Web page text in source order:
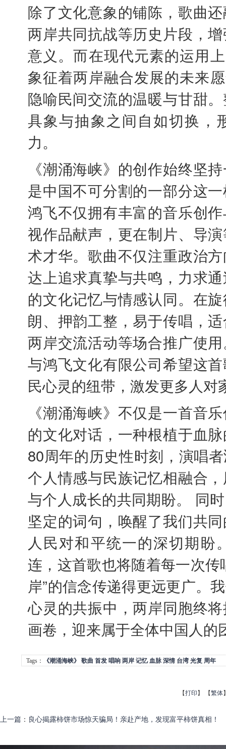
除了文化意象的铺陈，歌曲
两岸共同抗战等历史片段，
意义。而在现代元素的运用
象征着两岸融合发展的未来
隐喻民间交流的温暖与甘甜
具象与抽象之间自如切换，
力。
《潮涌海峡》的创作始终坚
是中国不可分割的一部分这
鸿飞不仅拥有丰富的音乐创
视作品献声，更在制片、导
术才华。歌曲不仅注重政治
达上追求真挚与共鸣，力求
的文化记忆与情感认同。在
朗、押韵工整，易于传唱，
两岸交流活动等场合推广使
与鸿飞文化有限公司希望这
民心灵的纽带，激发更多人
《潮涌海峡》不仅是一首音
的文化对话，一种根植于血
80周年的历史性时刻，演唱
个人情感与民族记忆相融合
与个人成长的共同期盼。 同
坚定的词句，唤醒了我们共
人民对和平统一的深切期盼
连，这首歌也将随着每一次
岸”的信念传递得更远更广。
心灵的共振中，两岸同胞终
画卷，迎来属于全体中国人的
Tags： 《潮涌海峡》 歌曲 首发 唱响 两岸 记忆 血脉 深情 台湾 光复 周年
【打印 】 【繁体
上一篇 ： 良心揭露柿饼市场惊天骗局！亲赴产地，发现富平柿饼真相！